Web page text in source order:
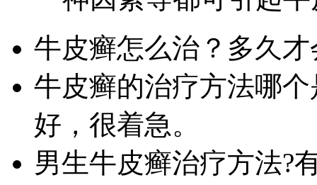
牛皮癣怎么治？多久
牛皮癣的治疗方法哪
好，很着急。
男生牛皮癣治疗方法?